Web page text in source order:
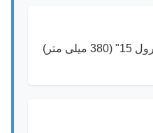
پردازش چهار رول 7 "یا یک رول 15" (380 میلی متر)